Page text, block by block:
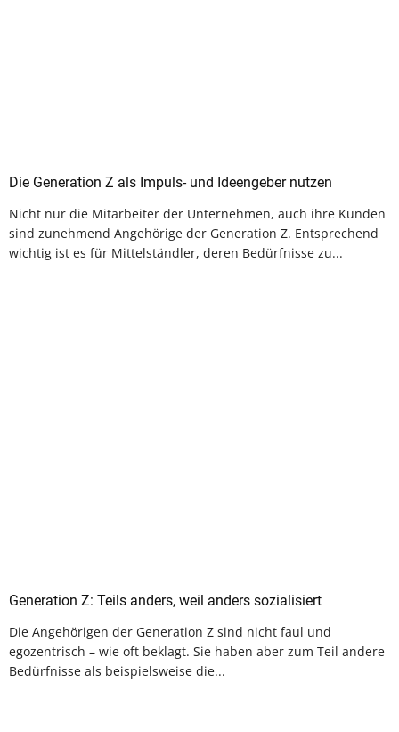
Die Generation Z als Impuls- und Ideengeber nutzen
Nicht nur die Mitarbeiter der Unternehmen, auch ihre Kunden
sind zunehmend Angehörige der Generation Z. Entsprechend
wichtig ist es für Mittelständler, deren Bedürfnisse zu...
Generation Z: Teils anders, weil anders sozialisiert
Die Angehörigen der Generation Z sind nicht faul und
egozentrisch – wie oft beklagt. Sie haben aber zum Teil andere
Bedürfnisse als beispielsweise die...